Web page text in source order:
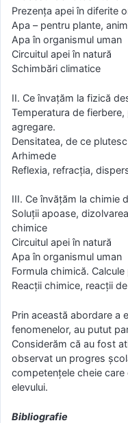
Prezența apei în diferite
Apa – pentru plante,
Apa în organismul uman
Circuitul apei în natură
Schimbări climatice
II. Ce învațăm la fizică
Temperatura de
agregare.
Densitatea, de ce
Arhimede
Reflexia, refracția,
III. Ce învățăm la chimie
Soluții apoase,
chimice
Circuitul apei în natură
Apa în organismul uman
Formula chimică.
Reacții chimice, reacții
Prin această abordare a
fenomenelor, au putut
Considerăm că au fost
observat un progres
competențele cheie
elevului.
Bibliografie